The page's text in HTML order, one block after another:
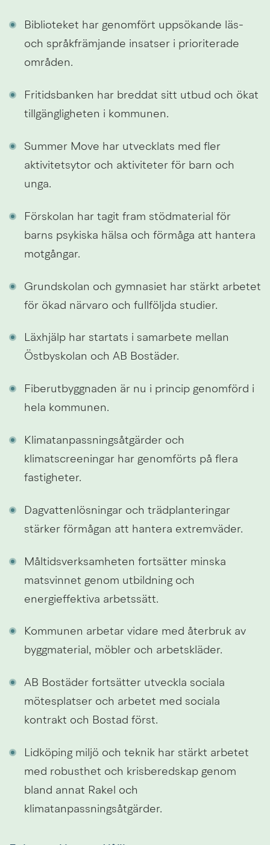
Biblioteket har genomfört uppsökande läs-
och språkfrämjande insatser i prioriterade
områden.
Fritidsbanken har breddat sitt utbud och ökat
tillgängligheten i kommunen.
Summer Move har utvecklats med fler
aktivitetsytor och aktiviteter för barn och
unga.
Förskolan har tagit fram stödmaterial för
barns psykiska hälsa och förmåga att hantera
motgångar.
Grundskolan och gymnasiet har stärkt arbetet
för ökad närvaro och fullföljda studier.
Läxhjälp har startats i samarbete mellan
Östbyskolan och AB Bostäder.
Fiberutbyggnaden är nu i princip genomförd i
hela kommunen.
Klimatanpassningsåtgärder och
klimatscreeningar har genomförts på flera
fastigheter.
Dagvattenlösningar och trädplanteringar
stärker förmågan att hantera extremväder.
Måltidsverksamheten fortsätter minska
matsvinnet genom utbildning och
energieffektiva arbetssätt.
Kommunen arbetar vidare med återbruk av
byggmaterial, möbler och arbetskläder.
AB Bostäder fortsätter utveckla sociala
mötesplatser och arbetet med sociala
kontrakt och Bostad först.
Lidköping miljö och teknik har stärkt arbetet
med robusthet och krisberedskap genom
bland annat Rakel och
klimatanpassningsåtgärder.